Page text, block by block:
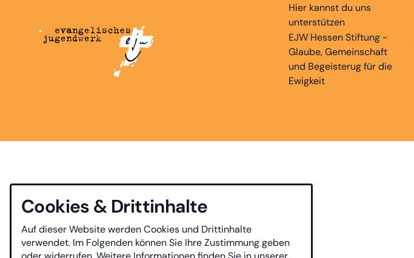
Hier kannst du uns
unterstützen
EJW Hessen Stiftung -
Glaube, Gemeinschaft
und Begeisterug für die
Ewigkeit
Cookies & Drittinhalte
Auf dieser Website werden Cookies und Drittinhalte
verwendet. Im Folgenden können Sie Ihre Zustimmung geben